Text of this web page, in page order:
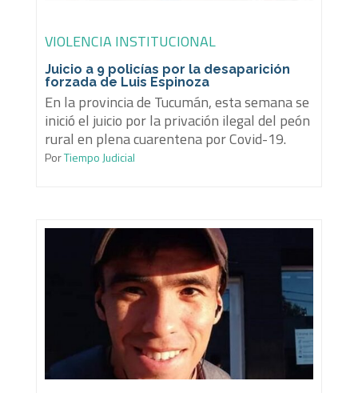
VIOLENCIA INSTITUCIONAL
Juicio a 9 policías por la desaparición
forzada de Luis Espinoza
En la provincia de Tucumán, esta semana se
inició el juicio por la privación ilegal del peón
rural en plena cuarentena por Covid-19.
PorTiempo Judicial